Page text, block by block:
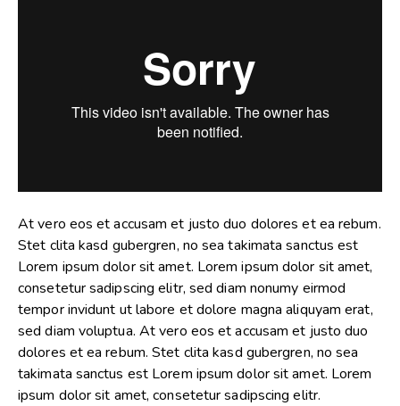
At vero eos et accusam et justo duo dolores et ea rebum.
Stet clita kasd gubergren, no sea takimata sanctus est
Lorem ipsum dolor sit amet. Lorem ipsum dolor sit amet,
consetetur sadipscing elitr, sed diam nonumy eirmod
tempor invidunt ut labore et dolore magna aliquyam erat,
sed diam voluptua. At vero eos et accusam et justo duo
dolores et ea rebum. Stet clita kasd gubergren, no sea
takimata sanctus est Lorem ipsum dolor sit amet. Lorem
ipsum dolor sit amet, consetetur sadipscing elitr.